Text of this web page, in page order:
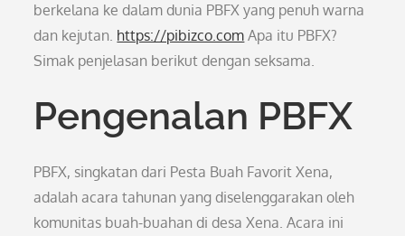
berkelana ke dalam dunia PBFX yang penuh warna
dan kejutan. https://pibizco.com Apa itu PBFX?
Simak penjelasan berikut dengan seksama.
Pengenalan PBFX
PBFX, singkatan dari Pesta Buah Favorit Xena,
adalah acara tahunan yang diselenggarakan oleh
komunitas buah-buahan di desa Xena. Acara ini